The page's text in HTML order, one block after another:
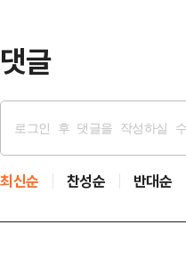
댓글
최신순 찬성순 반대순